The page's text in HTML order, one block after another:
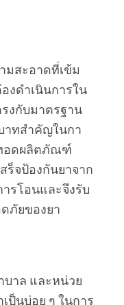
มสะอาดที่เข้ม
งดําเนินการใน
งกับมาตรฐาน
าทสําคัญในกา
อดผลิตภัณฑ์
จป้องกันยาจาก
รโอนและจึงรับ
ภัยของยา
บาล และหน่วย
ป็นบ่อย ๆ ในการ